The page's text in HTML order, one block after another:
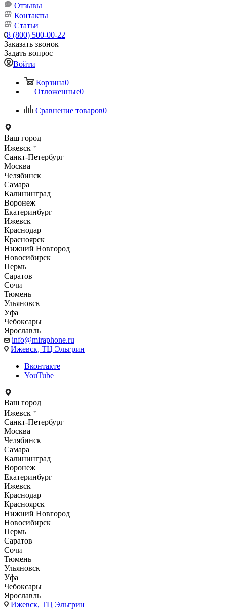
Отзывы
Контакты
Статьи
8 (800) 500-00-22
Заказать звонок
Задать вопрос
Войти
Корзина0
Отложенные0
Сравнение товаров0
Ваш город
Ижевск
Санкт-Петербург
Москва
Челябинск
Самара
Калининград
Воронеж
Екатеринбург
Ижевск
Краснодар
Красноярск
Нижний Новгород
Новосибирск
Пермь
Саратов
Сочи
Тюмень
Ульяновск
Уфа
Чебоксары
Ярославль
info@miraphone.ru
Ижевск, ТЦ Эльгрин
Вконтакте
YouTube
Ваш город
Ижевск
Санкт-Петербург
Москва
Челябинск
Самара
Калининград
Воронеж
Екатеринбург
Ижевск
Краснодар
Красноярск
Нижний Новгород
Новосибирск
Пермь
Саратов
Сочи
Тюмень
Ульяновск
Уфа
Чебоксары
Ярославль
Ижевск, ТЦ Эльгрин